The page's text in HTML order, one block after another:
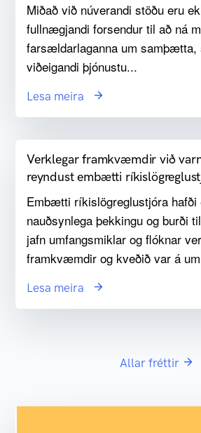
Miðað við núverandi stöðu eru
fullnægjandi forsendur til að ná
farsældarlaganna um samþætta,
viðeigandi þjónustu...
Lesa meira
Verklegar framkvæmdir við
reyndust embætti
Embætti ríkislögreglustjóra hafði
nauðsynlega þekkingu og burði
jafn umfangsmiklar og flóknar
framkvæmdir og kveðið var á
Lesa meira
Allar fréttir